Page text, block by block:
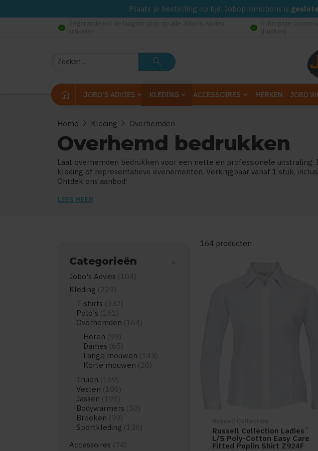
Plaats je bestelling op tijd. Jobopromotions is
check_circle check_circle
Zoeken search
home JOBO'S ADVIES KLEDING ACCESSOIRES MERKEN JOBO
Home chevron_right Kleding chevron_right Overhemden
Overhemd bedrukken
Laat overhemden bedrukken voor een nette en professionele uitstraling.
kleding of representatieve evenementen. Verkrijgbaar vanaf 1 stuk,
Ontdek ons aanbod!
LEES MEER
Categorieën
Jobo's Advies
Kleding
T-shirts
Polo's
Overhemden
Heren
Dames
Lange mouwen
Korte mouwen
Truien
Vesten
Jassen
Bodywarmers
Broeken
Sportkleding
Accessoires
164 producten
Russell Collection Ladies´
L/S Poly-Cotton Easy Care
Fitted Poplin Shirt Z924F